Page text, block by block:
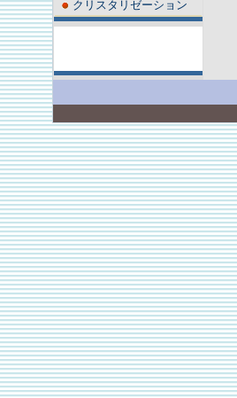
クリスタリゼーション